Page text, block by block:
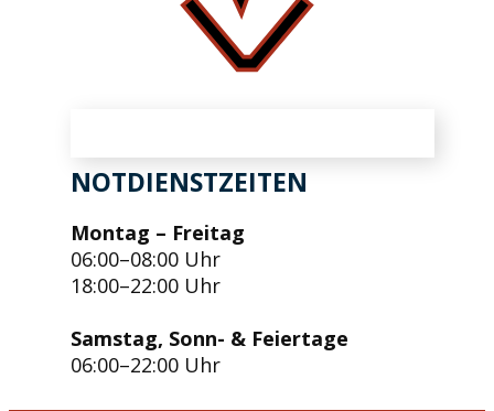
NOTDIENSTZEITEN
Montag – Freitag
06:00–08:00 Uhr
18:00–22:00 Uhr
Samstag, Sonn- & Feiertage
06:00–22:00 Uhr